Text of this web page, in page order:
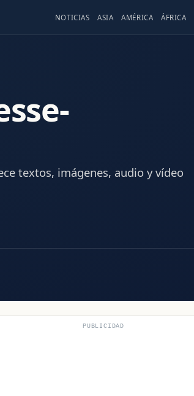
NOTICIAS ASIA AMÉRICA ÁFRICA
textos, imágenes, audio y vídeo
PUBLICIDAD